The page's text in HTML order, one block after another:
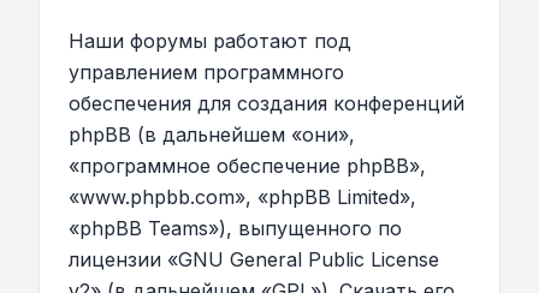
Наши форумы работают под
управлением программного
обеспечения для создания конференций
phpBB (в дальнейшем «они»,
«программное обеспечение phpBB»,
«www.phpbb.com», «phpBB Limited»,
«phpBB Teams»), выпущенного по
лицензии «GNU General Public License